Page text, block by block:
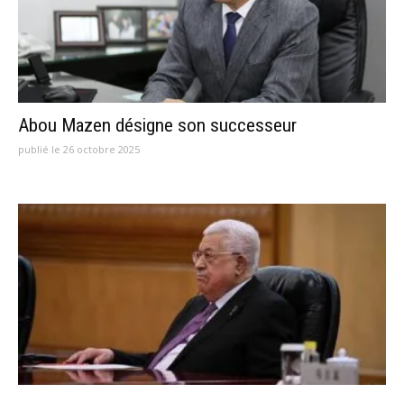
Abou Mazen désigne son successeur
publié le 26 octobre 2025